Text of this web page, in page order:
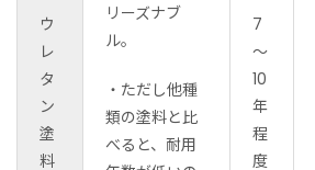
ウ
レ
タ
ン
塗
料
リーズナブ
ル。
・ ただし他種
類の塗料と比
べると、耐用
7
～
10
年
程
度